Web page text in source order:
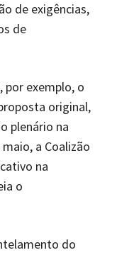
de exigências,
de
exemplo, o
original,
plenário na
a Coalizão
na
o
do